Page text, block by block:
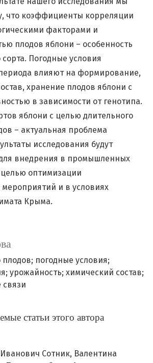
плодов; погодные условия;
урожайность; химический состав;
что коэффициенты корреляции
факторами и
плодов яблони – особенность
сорта. Погодные условия
влияют на формирование,
хранение плодов яблони с
в зависимости от генотипа.
яблони с целью длительного
– актуальная проблема
исследования будут
внедрения в промышленных
целью оптимизации
мероприятий и в условиях
Крыма.
статьи этого автора
Сотник, Валентина